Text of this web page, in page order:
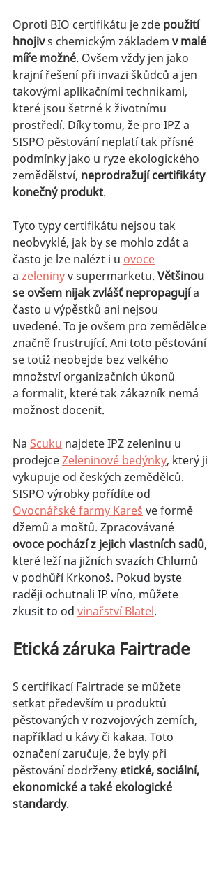
Oproti BIO certifikátu je zde použití
hnojiv s chemickým základem v malé
míře možné. Ovšem vždy jen jako
krajní řešení při invazi škůdců a jen
takovými aplikačními technikami,
které jsou šetrné k životnímu
prostředí. Díky tomu, že pro IPZ a
SISPO pěstování neplatí tak přísné
podmínky jako u ryze ekologického
zemědělství, neprodražují certifikáty
konečný produkt.
Tyto typy certifikátu nejsou tak
neobvyklé, jak by se mohlo zdát a
často je lze nalézt i u ovoce
a zeleniny v supermarketu. Většinou
se ovšem nijak zvlášť nepropagují a
často u výpěstků ani nejsou
uvedené. To je ovšem pro zemědělce
značně frustrující. Ani toto pěstování
se totiž neobejde bez velkého
množství organizačních úkonů
a formalit, které tak zákazník nemá
možnost docenit.
Na Scuku najdete IPZ zeleninu u
prodejce Zeleninové bedýnky, který ji
vykupuje od českých zemědělců.
SISPO výrobky pořídíte od
Ovocnářské farmy Kareš ve formě
džemů a moštů. Zpracovávané
ovoce pochází z jejich vlastních sadů,
které leží na jižních svazích Chlumů
v podhůří Krkonoš. Pokud byste
raději ochutnali IP víno, můžete
zkusit to od vinařství Blatel.
Etická záruka Fairtrade
S certifikací Fairtrade se můžete
setkat především u produktů
pěstovaných v rozvojových zemích,
například u kávy či kakaa. Toto
označení zaručuje, že byly při
pěstování dodrženy etické, sociální,
ekonomické a také ekologické
standardy.